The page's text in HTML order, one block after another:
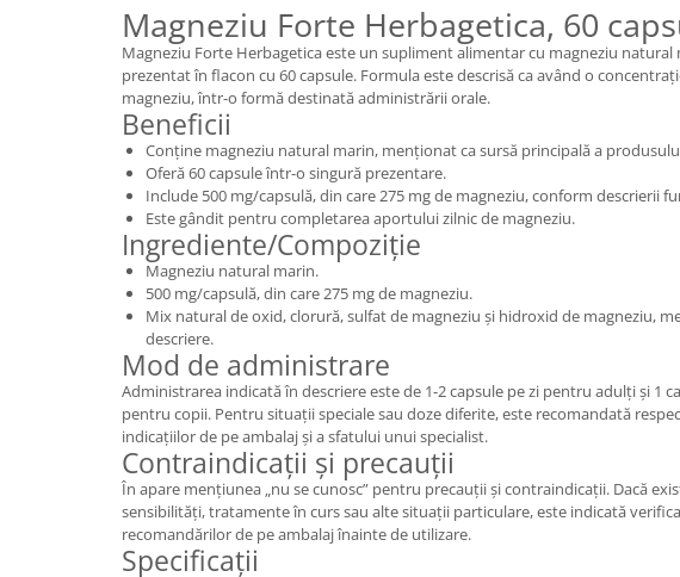
Magneziu Forte Herbagetica, 60
Magneziu Forte Herbagetica este un supliment alimentar cu magneziu natural
prezentat în flacon cu 60 capsule. Formula este descrisă ca având o
magneziu, într-o formă destinată administrării orale.
Beneficii
Conține magneziu natural marin, menționat ca sursă principală a
Oferă 60 capsule într-o singură prezentare.
Include 500 mg/capsulă, din care 275 mg de magneziu, conform descrierii
Este gândit pentru completarea aportului zilnic de magneziu.
Ingrediente/Compoziție
Magneziu natural marin.
500 mg/capsulă, din care 275 mg de magneziu.
Mix natural de oxid, clorură, sulfat de magneziu și hidroxid de magneziu,
descriere.
Mod de administrare
Administrarea indicată în descriere este de 1-2 capsule pe zi pentru adulți și 1
pentru copii. Pentru situații speciale sau doze diferite, este recomandată
indicațiilor de pe ambalaj și a sfatului unui specialist.
Contraindicații și precauții
În apare mențiunea „nu se cunosc” pentru precauții și contraindicații. Dacă
sensibilități, tratamente în curs sau alte situații particulare, este indicată
recomandărilor de pe ambalaj înainte de utilizare.
Specificații